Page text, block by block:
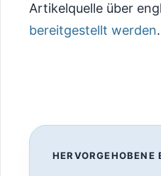
Artikelquelle über
bereitgestellt werden.
HERVORGEHOBENE